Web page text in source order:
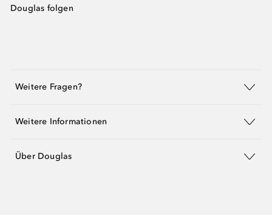
Douglas folgen
Weitere Fragen?
Weitere Informationen
Über Douglas